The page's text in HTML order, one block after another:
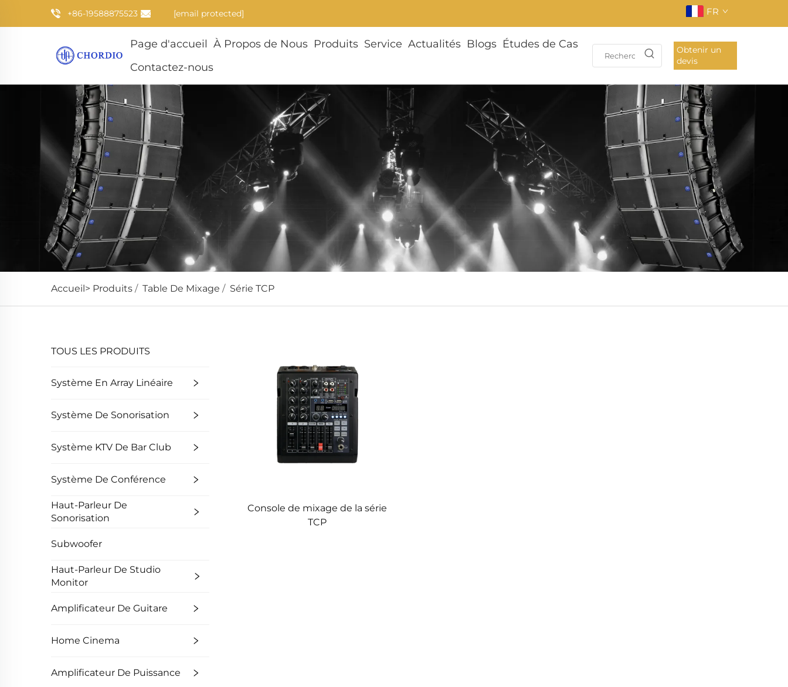
+86-19588875523 [email protected] FR
Page d'accueil À Propos de Nous Produits Service Actualités Blogs Études de Cas
Contactez-nous
Obtenir un
devis
Accueil> Produits / Table De Mixage / Série TCP
TOUS LES PRODUITS
Système En Array Linéaire
Système De Sonorisation
Système KTV De Bar Club
Système De Conférence
Haut-Parleur De
Sonorisation
Subwoofer
Haut-Parleur De Studio
Monitor
Amplificateur De Guitare
Home Cinema
Amplificateur De Puissance
Console de mixage de la série
TCP